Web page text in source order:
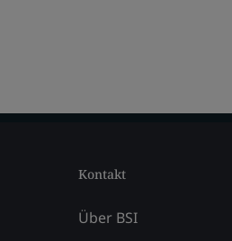
Kontakt
Über BSI